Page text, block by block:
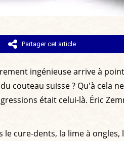
Partager cet article
ingénieuse arrive à
couteau suisse ? Qu'à cela
était celui-là. Éric
cure-dents, la lime à